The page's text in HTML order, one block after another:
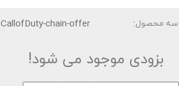
محصول: CallofDuty-chain-offer
بزودی موجود می شود!